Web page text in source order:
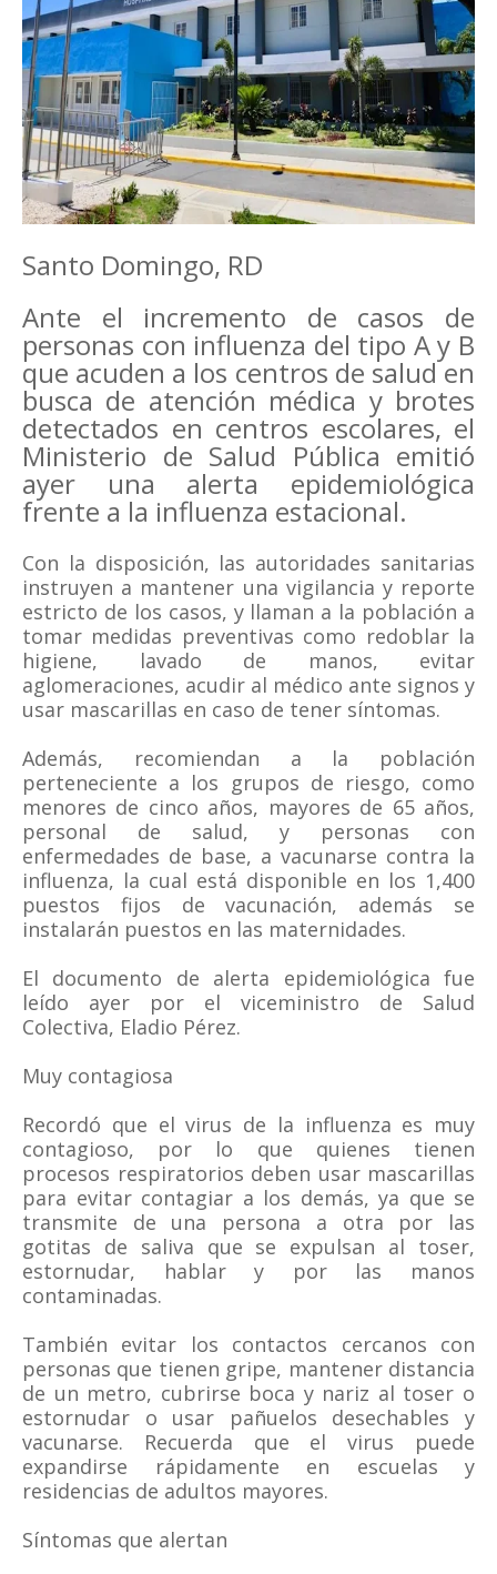
Santo Domingo, RD
Ante el incremento de casos de
personas con influenza del tipo A y B
que acuden a los centros de salud en
busca de atención médica y brotes
detectados en centros escolares, el
Ministerio de Salud Pública emitió
ayer una alerta epidemiológica
frente a la influenza estacional.
Con la disposición, las autoridades sanitarias
instruyen a mantener una vigilancia y reporte
estricto de los casos, y llaman a la población a
tomar medidas preventivas como redoblar la
higiene, lavado de manos, evitar
aglomeraciones, acudir al médico ante signos y
usar mascarillas en caso de tener síntomas.
Además, recomiendan a la población
perteneciente a los grupos de riesgo, como
menores de cinco años, mayores de 65 años,
personal de salud, y personas con
enfermedades de base, a vacunarse contra la
influenza, la cual está disponible en los 1,400
puestos fijos de vacunación, además se
instalarán puestos en las maternidades.
El documento de alerta epidemiológica fue
leído ayer por el viceministro de Salud
Colectiva, Eladio Pérez.
Muy contagiosa
Recordó que el virus de la influenza es muy
contagioso, por lo que quienes tienen
procesos respiratorios deben usar mascarillas
para evitar contagiar a los demás, ya que se
transmite de una persona a otra por las
gotitas de saliva que se expulsan al toser,
estornudar, hablar y por las manos
contaminadas.
También evitar los contactos cercanos con
personas que tienen gripe, mantener distancia
de un metro, cubrirse boca y nariz al toser o
estornudar o usar pañuelos desechables y
vacunarse. Recuerda que el virus puede
expandirse rápidamente en escuelas y
residencias de adultos mayores.
Síntomas que alertan